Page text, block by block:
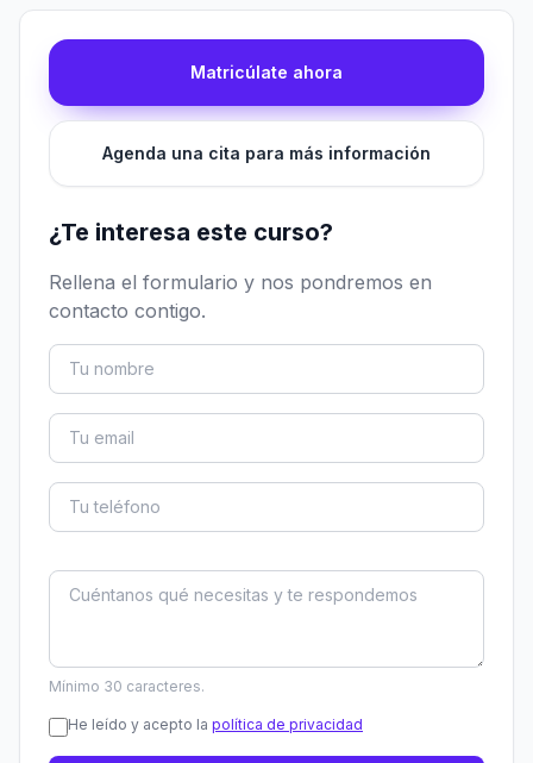
Matricúlate ahora
Agenda una cita para más información
¿Te interesa este curso?
Rellena el formulario y nos pondremos en
contacto contigo.
Mínimo 30 caracteres.
He leído y acepto la política de privacidad